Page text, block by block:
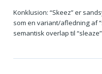
Konklusion: “Skeez” er
som en variant/afledning af
semantisk overlap til